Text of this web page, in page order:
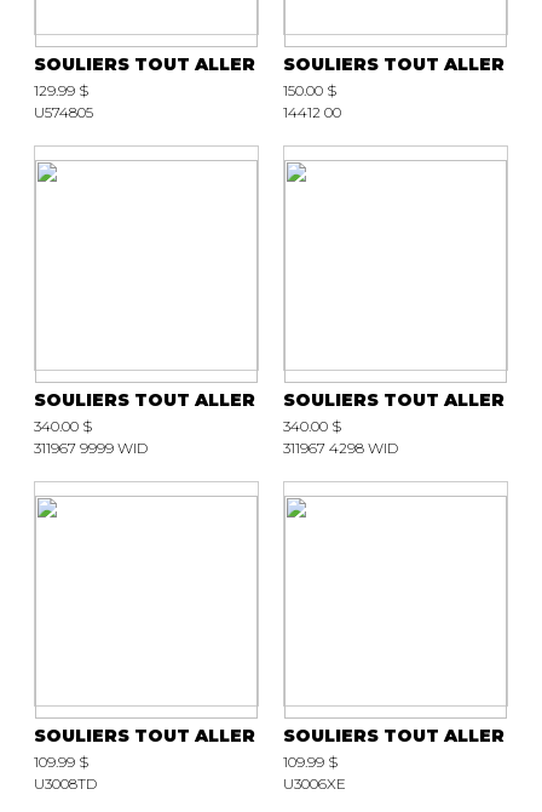
SOULIERS TOUT ALLER
129.99 $
U574805
SOULIERS TOUT ALLER
150.00 $
14412 00
SOULIERS TOUT ALLER
340.00 $
311967 9999 WID
SOULIERS TOUT ALLER
340.00 $
311967 4298 WID
SOULIERS TOUT ALLER
109.99 $
U3008TD
SOULIERS TOUT ALLER
109.99 $
U3006XE